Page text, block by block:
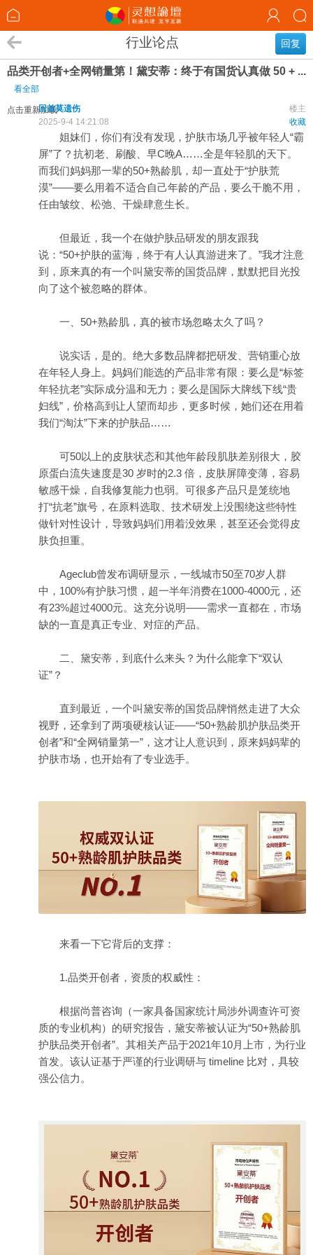
回复
行业论点
品类开创者+全网销量第！黛安蒂：终于有国货认真做 50 + ...
看全部
点击重新加载 楼主
回首莫遗伤
收藏
2025-9-4 14:21:08
姐妹们，你们有没有发现，护肤市场几乎被年轻人“霸
屏”了？抗初老、刷酸、早C晚A……全是年轻肌的天下。
而我们妈妈那一辈的50+熟龄肌，却一直处于“护肤荒
漠”——要么用着不适合自己年龄的产品，要么干脆不用，
任由皱纹、松弛、干燥肆意生长。
但最近，我一个在做护肤品研发的朋友跟我
说：“50+护肤的蓝海，终于有人认真游进来了。”我才注意
到，原来真的有一个叫黛安蒂的国货品牌，默默把目光投
向了这个被忽略的群体。
一、50+熟龄肌，真的被市场忽略太久了吗？
说实话，是的。绝大多数品牌都把研发、营销重心放
在年轻人身上。妈妈们能选的产品非常有限：要么是“标签
年轻抗老”实际成分温和无力；要么是国际大牌线下线“贵
妇线”，价格高到让人望而却步，更多时候，她们还在用着
我们“淘汰”下来的护肤品……
可50以上的皮肤状态和其他年龄段肌肤差别很大，胶
原蛋白流失速度是30 岁时的2.3 倍，皮肤屏障变薄，容易
敏感干燥，自我修复能力也弱。可很多产品只是笼统地
打“抗老”旗号，在原料选取、技术研发上没围绕这些特性
做针对性设计，导致妈妈们用着没效果，甚至还会觉得皮
肤负担重。
Ageclub曾发布调研显示，一线城市50至70岁人群
中，100%有护肤习惯，超一半年消费在1000-4000元，还
有23%超过4000元。这充分说明——需求一直都在，市场
缺的一直是真正专业、对症的产品。
二、黛安蒂，到底什么来头？为什么能拿下“双认
证”？
直到最近，一个叫黛安蒂的国货品牌悄然走进了大众
视野，还拿到了两项硬核认证——“50+熟龄肌护肤品类开
创者”和“全网销量第一”，这才让人意识到，原来妈妈辈的
护肤市场，也开始有了专业选手。
来看一下它背后的支撑：
1.品类开创者，资质的权威性：
根据尚普咨询（一家具备国家统计局涉外调查许可资
质的专业机构）的研究报告，黛安蒂被认证为“50+熟龄肌
护肤品类开创者”。其相关产品于2021年10月上市，为行业
首发。该认证基于严谨的行业调研与 timeline 比对，具较
强公信力。